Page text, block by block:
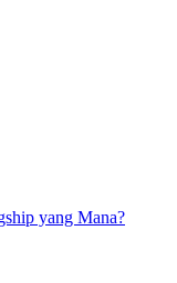
yang Mana?